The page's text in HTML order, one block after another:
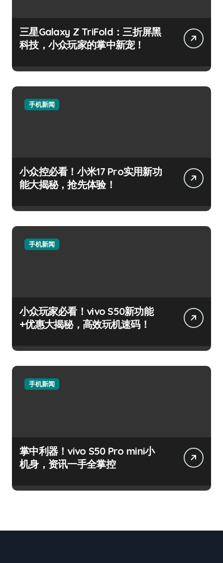
三星Galaxy Z TriFold：三折屏黑
科技，小众玩家的掌中新宠！
手机新闻
小众控必看！小米17 Pro实用新功
能大揭秘，抢先体验！
手机新闻
小众玩家必看！vivo S50新功能
+优惠大揭秘，高效玩机速码！
手机新闻
掌中利器！vivo S50 Pro mini小
机身，资讯一手全掌控